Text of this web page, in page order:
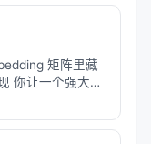
个几何约束分别
矩阵里藏
你让一个强大的
个向量，用于
现，这个在